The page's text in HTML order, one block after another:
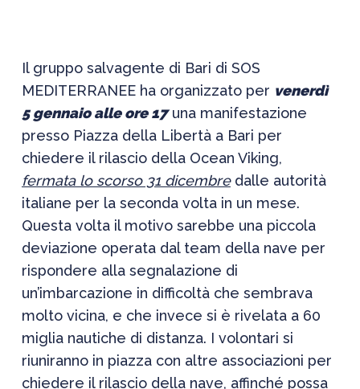
Il gruppo salvagente di Bari di SOS
MEDITERRANEE ha organizzato per venerdì
5 gennaio alle ore 17una manifestazione
presso Piazza della Libertà a Bari per
chiedere il rilascio della Ocean Viking,
fermata lo scorso 31 dicembredalle autorità
italiane per la seconda volta in un mese.
Questa volta il motivo sarebbe una piccola
deviazione operata dal team della nave per
rispondere alla segnalazione di
un’imbarcazione in difficoltà che sembrava
molto vicina, e che invece si è rivelata a 60
miglia nautiche di distanza. I volontari si
riuniranno in piazza con altre associazioni per
chiedere il rilascio della nave, affinché possa